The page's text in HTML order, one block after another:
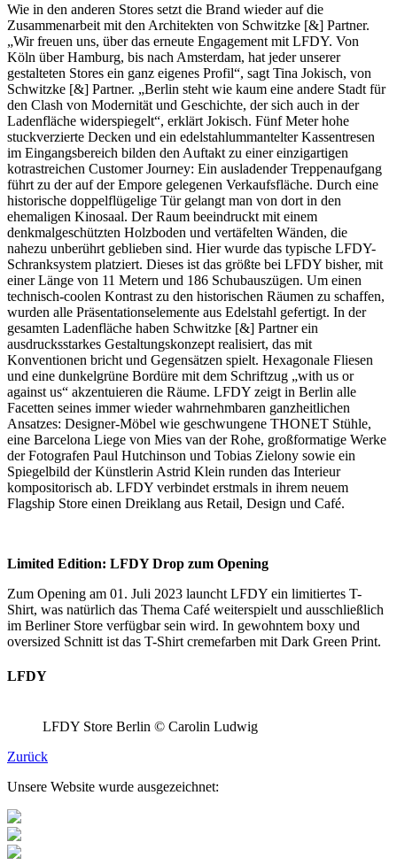
Wie in den anderen Stores setzt die Brand wieder auf die
Zusammenarbeit mit den Architekten von Schwitzke [&] Partner.
„Wir freuen uns, über das erneute Engagement mit LFDY. Von
Köln über Hamburg, bis nach Amsterdam, hat jeder unserer
gestalteten Stores ein ganz eigenes Profil“, sagt Tina Jokisch, von
Schwitzke [&] Partner. „Berlin steht wie kaum eine andere Stadt für
den Clash von Modernität und Geschichte, der sich auch in der
Ladenfläche widerspiegelt“, erklärt Jokisch. Fünf Meter hohe
stuckverzierte Decken und ein edelstahlummantelter Kassentresen
im Eingangsbereich bilden den Auftakt zu einer einzigartigen
kotrastreichen Customer Journey: Ein ausladender Treppenaufgang
führt zu der auf der Empore gelegenen Verkaufsfläche. Durch eine
historische doppelflügelige Tür gelangt man von dort in den
ehemaligen Kinosaal. Der Raum beeindruckt mit einem
denkmalgeschützten Holzboden und vertäfelten Wänden, die
nahezu unberührt geblieben sind. Hier wurde das typische LFDY-
Schranksystem platziert. Dieses ist das größte bei LFDY bisher, mit
einer Länge von 11 Metern und 186 Schubauszügen. Um einen
technisch-coolen Kontrast zu den historischen Räumen zu schaffen,
wurden alle Präsentationselemente aus Edelstahl gefertigt. In der
gesamten Ladenfläche haben Schwitzke [&] Partner ein
ausdrucksstarkes Gestaltungskonzept realisiert, das mit
Konventionen bricht und Gegensätzen spielt. Hexagonale Fliesen
und eine dunkelgrüne Bordüre mit dem Schriftzug „with us or
against us“ akzentuieren die Räume. LFDY zeigt in Berlin alle
Facetten seines immer wieder wahrnehmbaren ganzheitlichen
Ansatzes: Designer-Möbel wie geschwungene THONET Stühle,
eine Barcelona Liege von Mies van der Rohe, großformatige Werke
der Fotografen Paul Hutchinson und Tobias Zielony sowie ein
Spiegelbild der Künstlerin Astrid Klein runden das Interieur
kompositorisch ab. LFDY verbindet erstmals in ihrem neuem
Flagship Store einen Dreiklang aus Retail, Design und Café.
Limited Edition: LFDY Drop zum Opening
Zum Opening am 01. Juli 2023 launcht LFDY ein limitiertes T-
Shirt, was natürlich das Thema Café weiterspielt und ausschließlich
im Berliner Store verfügbar sein wird. In gewohntem boxy und
oversized Schnitt ist das T-Shirt cremefarben mit Dark Green Print.
LFDY
LFDY Store Berlin © Carolin Ludwig
Zurück
Unsere Website wurde ausgezeichnet: